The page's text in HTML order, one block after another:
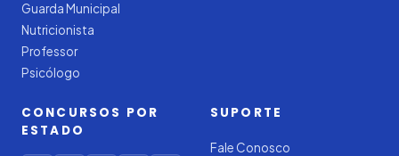
Guarda Municipal
Nutricionista
Professor
Psicólogo
CONCURSOS POR
ESTADO
SUPORTE
Fale Conosco